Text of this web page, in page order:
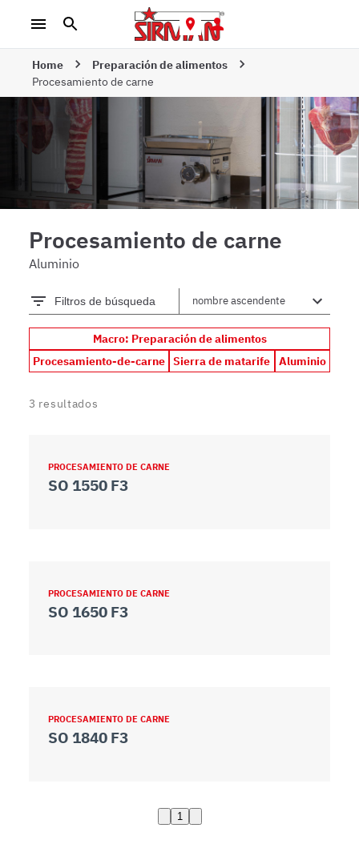
Home
Preparación de alimentos
Procesamiento de carne
Procesamiento de carne
Aluminio
Filtros de búsqueda
Macro: Preparación de alimentos
Procesamiento-de-carne Sierra de matarife Aluminio
3 resultados
PROCESAMIENTO DE CARNE
SO 1550 F3
PROCESAMIENTO DE CARNE
SO 1650 F3
PROCESAMIENTO DE CARNE
SO 1840 F3
1